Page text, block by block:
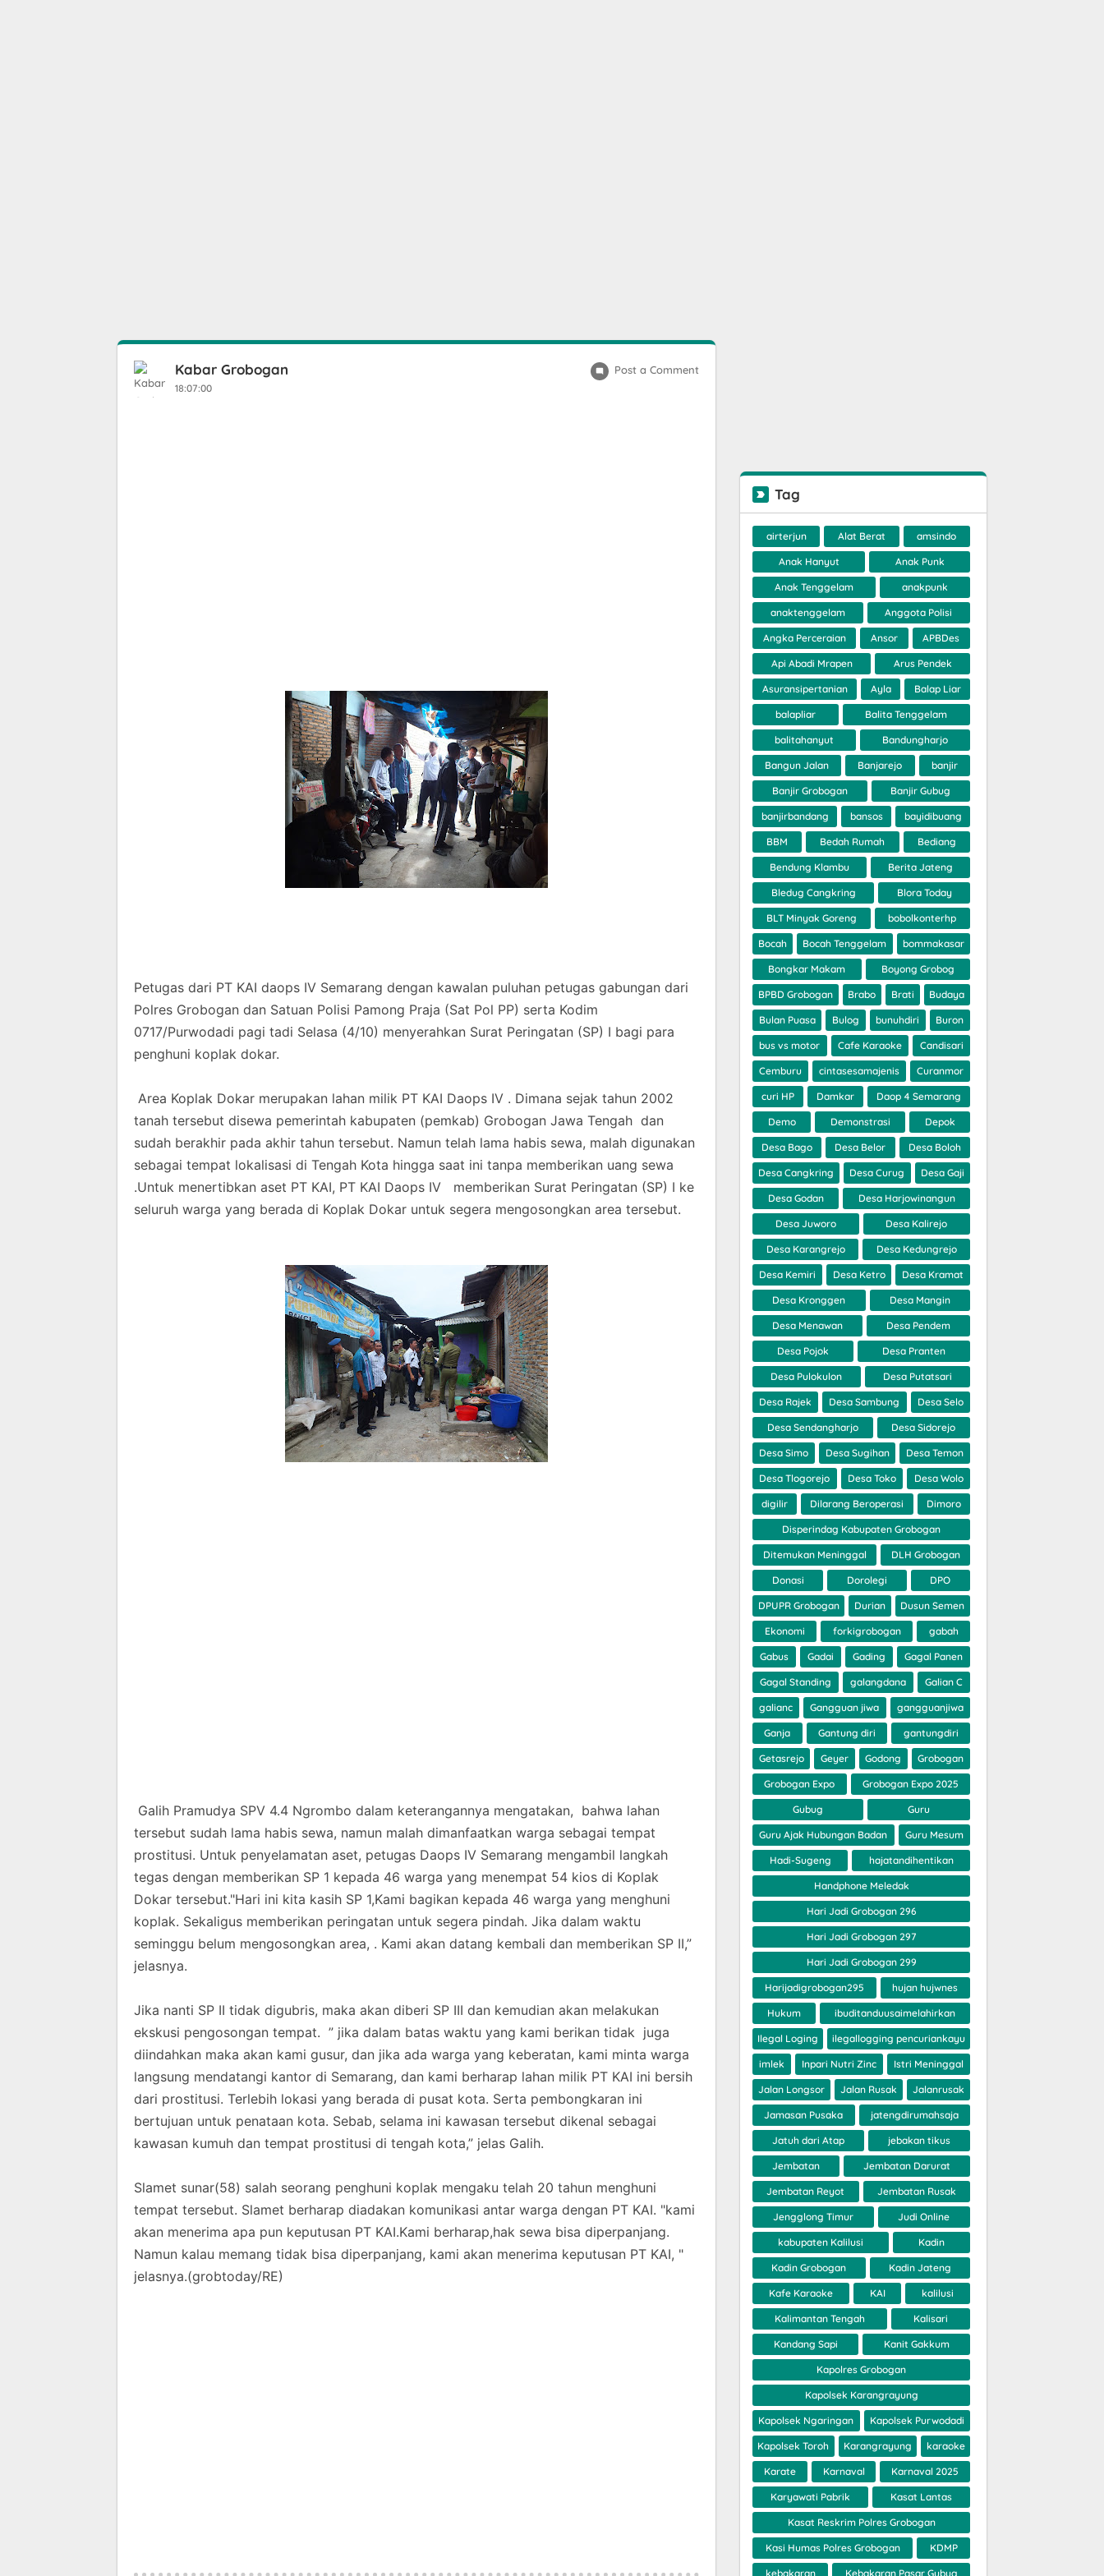
Kabar Grobogan
18:07:00
Post a Comment
Petugas dari PT KAI daops IV Semarang dengan kawalan puluhan petugas gabungan dari
Polres Grobogan dan Satuan Polisi Pamong Praja (Sat Pol PP) serta Kodim
0717/Purwodadi pagi tadi Selasa (4/10) menyerahkan Surat Peringatan (SP) I bagi para
penghuni koplak dokar.
Area Koplak Dokar merupakan lahan milik PT KAI Daops IV . Dimana sejak tahun 2002
tanah tersebut disewa pemerintah kabupaten (pemkab) Grobogan Jawa Tengah dan
sudah berakhir pada akhir tahun tersebut. Namun telah lama habis sewa, malah digunakan
sebagai tempat lokalisasi di Tengah Kota hingga saat ini tanpa memberikan uang sewa
.Untuk menertibkan aset PT KAI, PT KAI Daops IV memberikan Surat Peringatan (SP) I ke
seluruh warga yang berada di Koplak Dokar untuk segera mengosongkan area tersebut.
Galih Pramudya SPV 4.4 Ngrombo dalam keterangannya mengatakan, bahwa lahan
tersebut sudah lama habis sewa, namun malah dimanfaatkan warga sebagai tempat
prostitusi. Untuk penyelamatan aset, petugas Daops IV Semarang mengambil langkah
tegas dengan memberikan SP 1 kepada 46 warga yang menempat 54 kios di Koplak
Dokar tersebut."Hari ini kita kasih SP 1,Kami bagikan kepada 46 warga yang menghuni
koplak. Sekaligus memberikan peringatan untuk segera pindah. Jika dalam waktu
seminggu belum mengosongkan area, . Kami akan datang kembali dan memberikan SP II,”
jelasnya.
Jika nanti SP II tidak digubris, maka akan diberi SP III dan kemudian akan melakukan
ekskusi pengosongan tempat. ” jika dalam batas waktu yang kami berikan tidak juga
diindahkan maka akan kami gusur, dan jika ada warga yang keberatan, kami minta warga
langsung mendatangi kantor di Semarang, dan kami berharap lahan milik PT KAI ini bersih
dari prostitusi. Terlebih lokasi yang berada di pusat kota. Serta pembongkaran ini
bertujuan untuk penataan kota. Sebab, selama ini kawasan tersebut dikenal sebagai
kawasan kumuh dan tempat prostitusi di tengah kota,” jelas Galih.
Slamet sunar(58) salah seorang penghuni koplak mengaku telah 20 tahun menghuni
tempat tersebut. Slamet berharap diadakan komunikasi antar warga dengan PT KAI. "kami
akan menerima apa pun keputusan PT KAI.Kami berharap,hak sewa bisa diperpanjang.
Namun kalau memang tidak bisa diperpanjang, kami akan menerima keputusan PT KAI, "
jelasnya.(grobtoday/RE)
Tag
airterjun Alat Berat amsindo
Anak Hanyut Anak Punk
Anak Tenggelam anakpunk
anaktenggelam Anggota Polisi
Angka Perceraian Ansor APBDes
Api Abadi Mrapen Arus Pendek
Asuransipertanian Ayla Balap Liar
balapliar Balita Tenggelam
balitahanyut Bandungharjo
Bangun Jalan Banjarejo banjir
Banjir Grobogan Banjir Gubug
banjirbandang bansos bayidibuang
BBM Bedah Rumah Bediang
Bendung Klambu Berita Jateng
Bledug Cangkring Blora Today
BLT Minyak Goreng bobolkonterhp
Bocah Bocah Tenggelam bommakasar
Bongkar Makam Boyong Grobog
BPBD Grobogan Brabo Brati Budaya
Bulan Puasa Bulog bunuhdiri Buron
bus vs motor Cafe Karaoke Candisari
Cemburu cintasesamajenis Curanmor
curi HP Damkar Daop 4 Semarang
Demo Demonstrasi Depok
Desa Bago Desa Belor Desa Boloh
Desa Cangkring Desa Curug Desa Gaji
Desa Godan Desa Harjowinangun
Desa Juworo Desa Kalirejo
Desa Karangrejo Desa Kedungrejo
Desa Kemiri Desa Ketro Desa Kramat
Desa Kronggen Desa Mangin
Desa Menawan Desa Pendem
Desa Pojok Desa Pranten
Desa Pulokulon Desa Putatsari
Desa Rajek Desa Sambung Desa Selo
Desa Sendangharjo Desa Sidorejo
Desa Simo Desa Sugihan Desa Temon
Desa Tlogorejo Desa Toko Desa Wolo
digilir Dilarang Beroperasi Dimoro
Disperindag Kabupaten Grobogan
Ditemukan Meninggal DLH Grobogan
Donasi Dorolegi DPO
DPUPR Grobogan Durian Dusun Semen
Ekonomi forkigrobogan gabah
Gabus Gadai Gading Gagal Panen
Gagal Standing galangdana Galian C
galianc Gangguan jiwa gangguanjiwa
Ganja Gantung diri gantungdiri
Getasrejo Geyer Godong Grobogan
Grobogan Expo Grobogan Expo 2025
Gubug Guru
Guru Ajak Hubungan Badan Guru Mesum
Hadi-Sugeng hajatandihentikan
Handphone Meledak
Hari Jadi Grobogan 296
Hari Jadi Grobogan 297
Hari Jadi Grobogan 299
Harijadigrobogan295 hujan hujwnes
Hukum ibuditanduusaimelahirkan
Ilegal Loging ilegallogging pencuriankayu
imlek Inpari Nutri Zinc Istri Meninggal
Jalan Longsor Jalan Rusak Jalanrusak
Jamasan Pusaka jatengdirumahsaja
Jatuh dari Atap jebakan tikus
Jembatan Jembatan Darurat
Jembatan Reyot Jembatan Rusak
Jengglong Timur Judi Online
kabupaten Kalilusi Kadin
Kadin Grobogan Kadin Jateng
Kafe Karaoke KAI kalilusi
Kalimantan Tengah Kalisari
Kandang Sapi Kanit Gakkum
Kapolres Grobogan
Kapolsek Karangrayung
Kapolsek Ngaringan Kapolsek Purwodadi
Kapolsek Toroh Karangrayung karaoke
Karate Karnaval Karnaval 2025
Karyawati Pabrik Kasat Lantas
Kasat Reskrim Polres Grobogan
Kasi Humas Polres Grobogan KDMP
kebakaran Kebakaran Pasar Gubug